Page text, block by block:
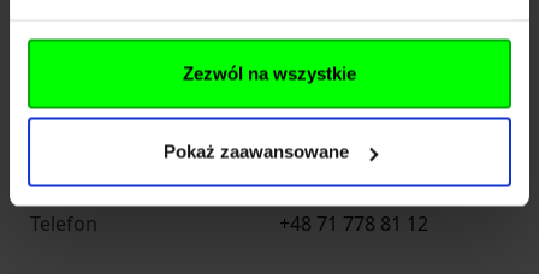
Zezwól na wszystkie
Pokaż zaawansowane
51-162
Miasto
Wrocław
Telefon
+48 71 778 81 12